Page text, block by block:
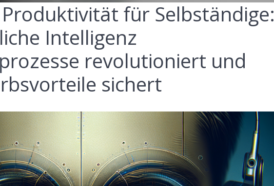
für Selbständige:
Intelligenz
revolutioniert und
sichert